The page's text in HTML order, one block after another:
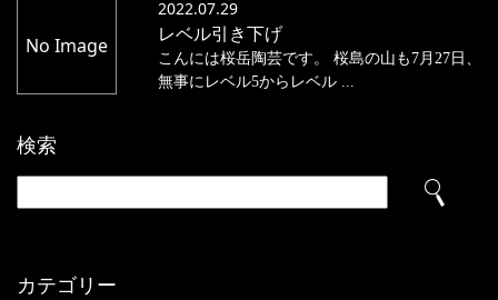
No Image
2022.07.29
レベル引き下げ
こんには桜岳陶芸です。 桜島の山も7月27日、
無事にレベル5からレベル ...
検索
カテゴリー